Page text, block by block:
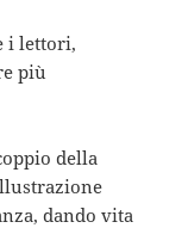
i lettori,
più
della
dando vita